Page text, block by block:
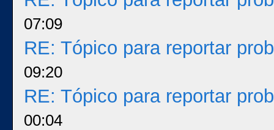
07:09
RE: Tópico para reportar
09:20
RE: Tópico para reportar
00:04